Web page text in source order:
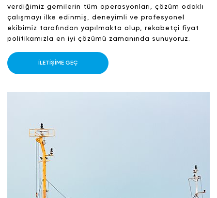
verdiğimiz gemilerin tüm operasyonları, çözüm odaklı
çalışmayı ilke edinmiş, deneyimli ve profesyonel
ekibimiz tarafından yapılmakta olup, rekabetçi fiyat
politikamızla en iyi çözümü zamanında sunuyoruz.
İLETİŞİME GEÇ